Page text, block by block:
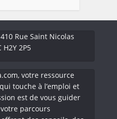
Rue Saint Nicolas
2P5
votre ressource
touche à l’emploi et
est de vous guider
parcours